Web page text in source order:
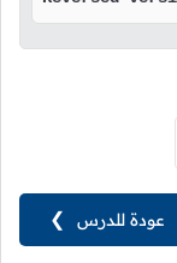
عودة للدرس ❯